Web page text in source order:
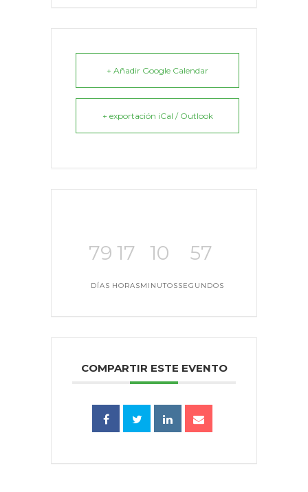
+ Añadir Google Calendar
+ exportación iCal / Outlook
79
DÍAS
17
HORAS
10
MINUTOS
57
SEGUNDOS
COMPARTIR ESTE EVENTO